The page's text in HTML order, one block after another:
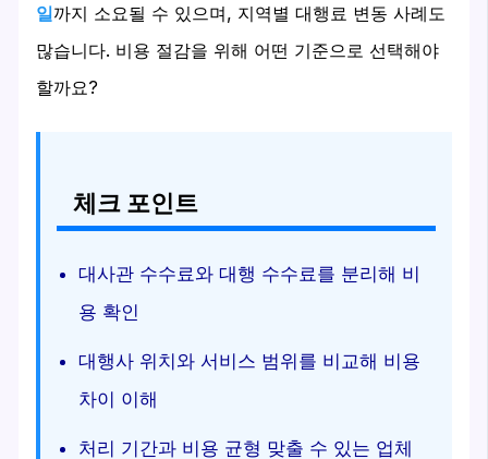
일까지 소요될 수 있으며, 지역별 대행료 변동 사례도
많습니다. 비용 절감을 위해 어떤 기준으로 선택해야
할까요?
체크 포인트
대사관 수수료와 대행 수수료를 분리해 비
용 확인
대행사 위치와 서비스 범위를 비교해 비용
차이 이해
처리 기간과 비용 균형 맞출 수 있는 업체